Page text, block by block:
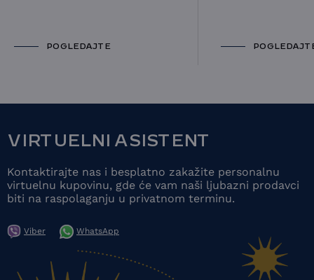
POGLEDAJTE
VIRTUELNI ASISTENT
Kontaktirajte nas i besplatno zakažite personalnu
virtuelnu kupovinu, gde će vam naši ljubazni prodavci
biti na raspolaganju u privatnom terminu.
Viber WhatsApp